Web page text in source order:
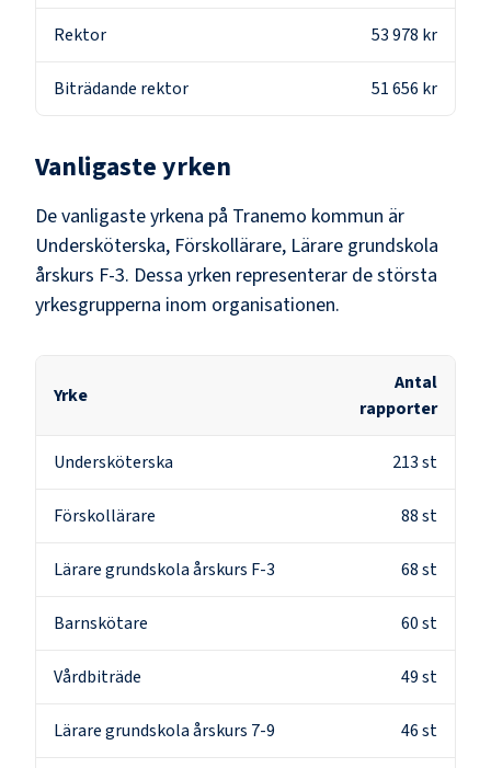
Rektor 53 978 kr
Biträdande rektor 51 656 kr
Vanligaste yrken
De vanligaste yrkena på Tranemo kommun är
Undersköterska, Förskollärare, Lärare grundskola
årskurs F-3. Dessa yrken representerar de största
yrkesgrupperna inom organisationen.
Yrke
Antal
rapporter
Undersköterska 213st
Förskollärare 88st
Lärare grundskola årskurs F-3 68st
Barnskötare 60st
Vårdbiträde 49st
Lärare grundskola årskurs 7-9 46st